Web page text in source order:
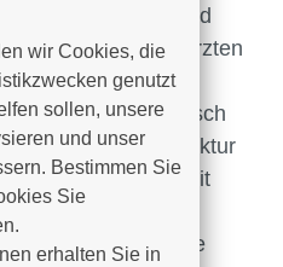
auf einen Stand
Rotation von Ärzten
telemedizinische
Datenaustausch
Die Klinikinfrastruktur
Neubau mit
Räumlichkeiten
wie auch eine
wir Cookies, die
genutzt
sollen, unsere
und unser
Bestimmen Sie
Sie
erhalten Sie in